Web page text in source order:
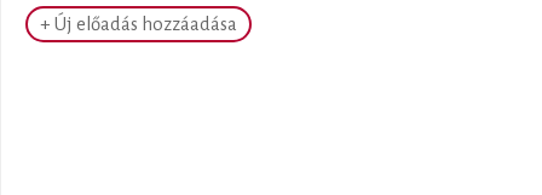
+ Új előadás hozzáadása